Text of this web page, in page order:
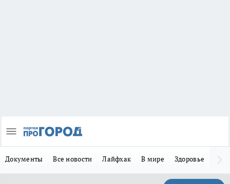
Документы Все новости Лайфхак В мире Здоровье